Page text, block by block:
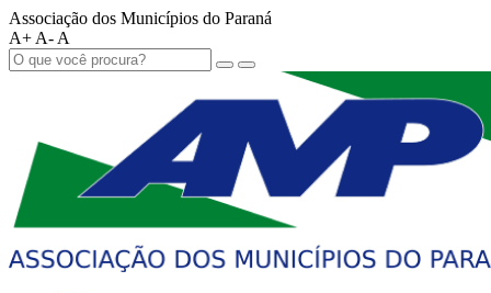
Associação dos Municípios do Paraná
A+ A- A